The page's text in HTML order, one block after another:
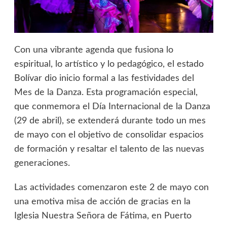
Con una vibrante agenda que fusiona lo
espiritual, lo artístico y lo pedagógico, el estado
Bolívar dio inicio formal a las festividades del
Mes de la Danza. Esta programación especial,
que conmemora el Día Internacional de la Danza
(29 de abril), se extenderá durante todo un mes
de mayo con el objetivo de consolidar espacios
de formación y resaltar el talento de las nuevas
generaciones.
​Las actividades comenzaron este 2 de mayo con
una emotiva misa de acción de gracias en la
Iglesia Nuestra Señora de Fátima, en Puerto